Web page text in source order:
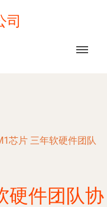
司
芯片 三年软硬件团队
硬件团队协